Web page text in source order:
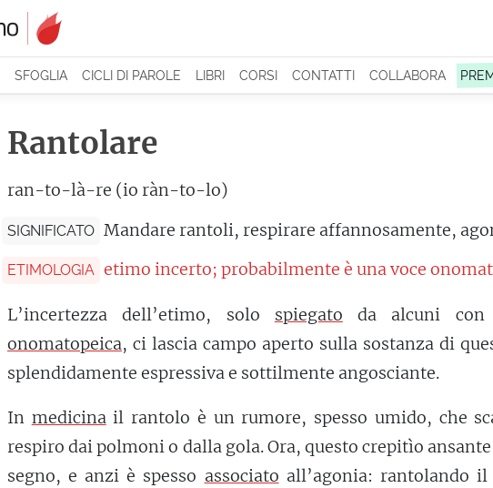
SFOGLIA CICLI DI PAROLE LIBRI CORSI CONTATTI COLLABORA
Rantolare
ran-to-là-re (io ràn-to-lo)
SIGNIFICATO Mandare rantoli, respirare affannosamente,
ETIMOLOGIA etimo incerto; probabilmente è una voce
L’incertezza dell’etimo, solo spiegato da alcuni con
onomatopeica, ci lascia campo aperto sulla sostanza di
splendidamente espressiva e sottilmente angosciante.
In medicinail rantolo è un rumore, spesso umido, che
respiro dai polmoni o dalla gola. Ora, questo crepitìo
segno, e anzi è spesso associato all’agonia: rantolando